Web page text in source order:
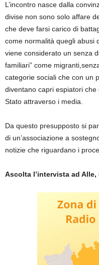
L’incontro nasce dalla
divise non sono solo affare
che deve farsi carico di
come normalità quegli abusi
viene considerato un senza
familiari” come
categorie sociali che con un
diventano capri espiatori
Stato attraverso i media.
Da questo presupposto si
di un’associazione a
notizie che riguardano i
Ascolta l’intervista ad